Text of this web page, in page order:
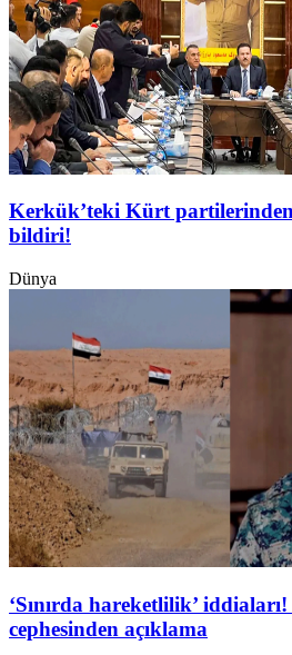
Kerkük’teki Kürt
bildiri!
Dünya
‘Sınırda hareketlilik’
cephesinden açıklama